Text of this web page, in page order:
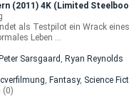
(2011) 4K (Limited
als Testpilot ein Wrack
Leben ...
Peter Sarsgaard , Ryan Reynolds
, Fantasy, Science
(0)